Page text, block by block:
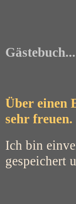
Über einen
sehr freuen.
Ich bin
gespeichert